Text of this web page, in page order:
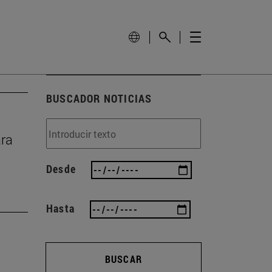
BUSCADOR NOTICIAS
Desde
Hasta
BUSCAR